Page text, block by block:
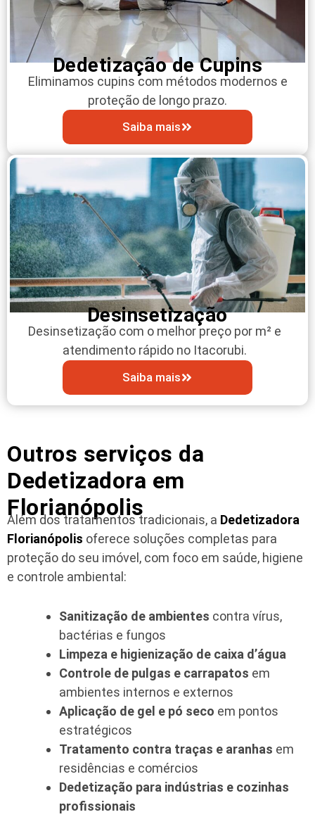
Dedetização de Cupins
Eliminamos cupins com métodos modernos e
proteção de longo prazo.
Saiba mais
Desinsetização
Desinsetização com o melhor preço por m² e
atendimento rápido no Itacorubi.
Saiba mais
Outros serviços da
Dedetizadora em
Florianópolis
Além dos tratamentos tradicionais, a Dedetizadora
Florianópolis oferece soluções completas para
proteção do seu imóvel, com foco em saúde, higiene
e controle ambiental:
Sanitização de ambientes contra vírus,
bactérias e fungos
Limpeza e higienização de caixa d’água
Controle de pulgas e carrapatos em
ambientes internos e externos
Aplicação de gel e pó seco em pontos
estratégicos
Tratamento contra traças e aranhas em
residências e comércios
Dedetização para indústrias e cozinhas
profissionais